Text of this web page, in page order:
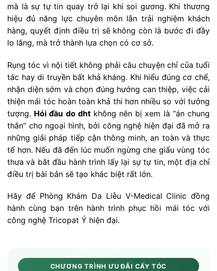
mà là sự tự tin quay trở lại khi soi gương. Khi thương
hiệu đủ năng lực chuyên môn lẫn trải nghiệm khách
hàng, quyết định điều trị sẽ không còn là bước đi đầy
lo lắng, mà trở thành lựa chọn có cơ sở.
Rụng tóc vì nội tiết không phải câu chuyện chỉ của tuổi
tác hay di truyền bất khả kháng. Khi hiểu đúng cơ chế,
nhận diện sớm và chọn đúng hướng can thiệp, việc cải
thiện mái tóc hoàn toàn khả thi hơn nhiều so với tưởng
tượng. Hói đầu do dhtkhông nên bị xem là “án chung
thân” cho ngoại hình, bởi công nghệ hiện đại đã mở ra
những giải pháp tiếp cận thông minh, an toàn và thực
tế hơn. Nếu đã đến lúc muốn ngừng che giấu vùng tóc
thưa và bắt đầu hành trình lấy lại sự tự tin, một địa chỉ
điều trị bài bản sẽ tạo khác biệt rất lớn.
Hãy để Phòng Khám Da Liễu V-Medical Clinic đồng
hành cùng bạn trên hành trình phục hồi mái tóc với
công nghệ Tricopat Ý hiện đại.
CHƯƠNG TRÌNH ƯU ĐÃI CẤY TÓC